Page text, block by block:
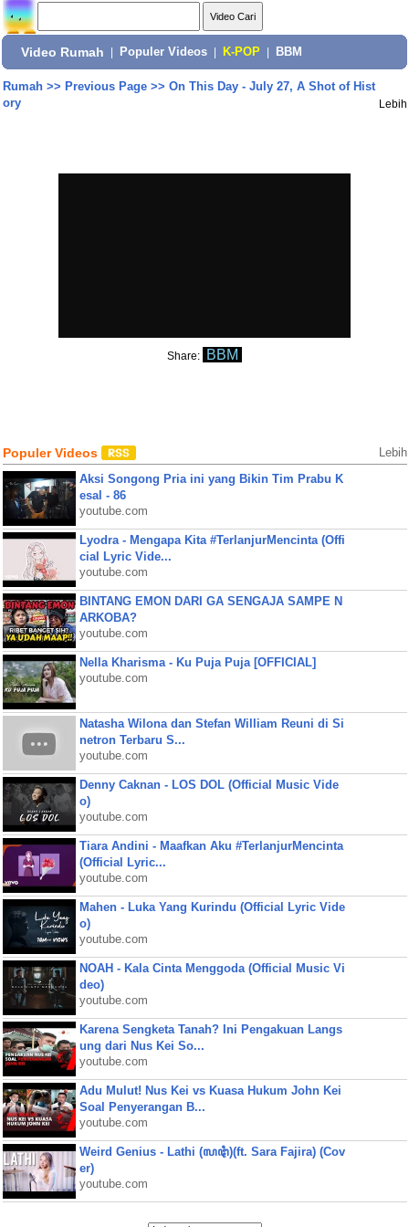
Video Rumah Populer Videos K-POP BBM
Rumah>> Previous Page>> On This Day - July 27, A Shot of Hist
ory
Lebih
Share: BBM
Populer Videos Lebih
Aksi Songong Pria ini yang Bikin Tim Prabu K
esal - 86
youtube.com
Lyodra - Mengapa Kita #TerlanjurMencinta (Offi
cial Lyric Vide...
youtube.com
BINTANG EMON DARI GA SENGAJA SAMPE N
ARKOBA?
youtube.com
Nella Kharisma - Ku Puja Puja [OFFICIAL]
youtube.com
Natasha Wilona dan Stefan William Reuni di Si
netron Terbaru S...
youtube.com
Denny Caknan - LOS DOL (Official Music Vide
o)
youtube.com
Tiara Andini - Maafkan Aku #TerlanjurMencinta
(Official Lyric...
youtube.com
Mahen - Luka Yang Kurindu (Official Lyric Vide
o)
youtube.com
NOAH - Kala Cinta Menggoda (Official Music Vi
deo)
youtube.com
Karena Sengketa Tanah? Ini Pengakuan Langs
ung dari Nus Kei So...
youtube.com
Adu Mulut! Nus Kei vs Kuasa Hukum John Kei
Soal Penyerangan B...
youtube.com
Weird Genius - Lathi (ꦭꦛꦶ)(ft. Sara Fajira) (Cov
er)
youtube.com